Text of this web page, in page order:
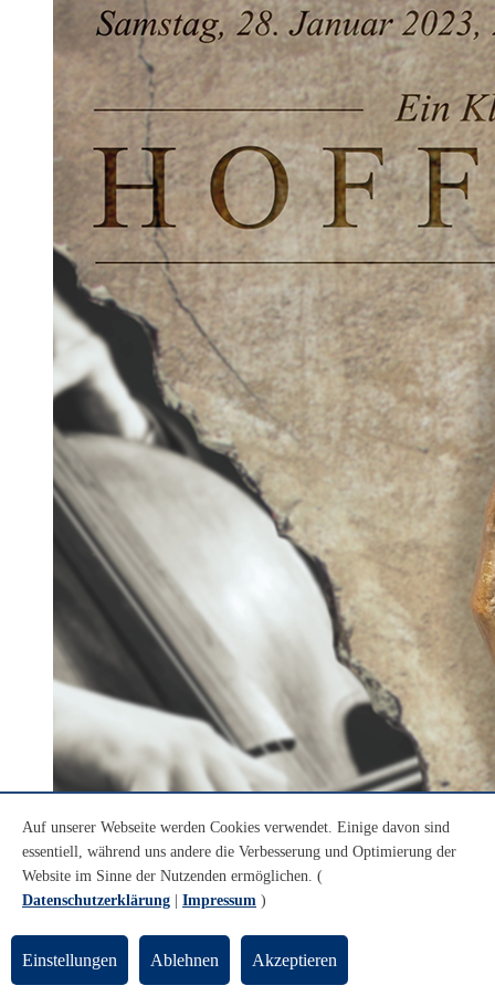
Auf unserer Webseite werden Cookies verwendet. Einige davon sind
essentiell, während uns andere die Verbesserung und Optimierung der
Website im Sinne der Nutzenden ermöglichen. (
Datenschutzerklärung
Impressum )
Einstellungen Ablehnen Akzeptieren